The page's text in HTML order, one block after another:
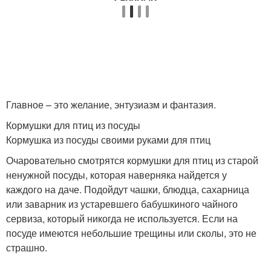
Главное – это желание, энтузиазм и фантазия.
Кормушки для птиц из посуды
Кормушка из посуды своими руками для птиц
Очаровательно смотрятся кормушки для птиц из старой
ненужной посуды, которая наверняка найдется у
каждого на даче. Подойдут чашки, блюдца, сахарница
или заварник из устаревшего бабушкиного чайного
сервиза, который никогда не используется. Если на
посуде имеются небольшие трещины или сколы, это не
страшно.